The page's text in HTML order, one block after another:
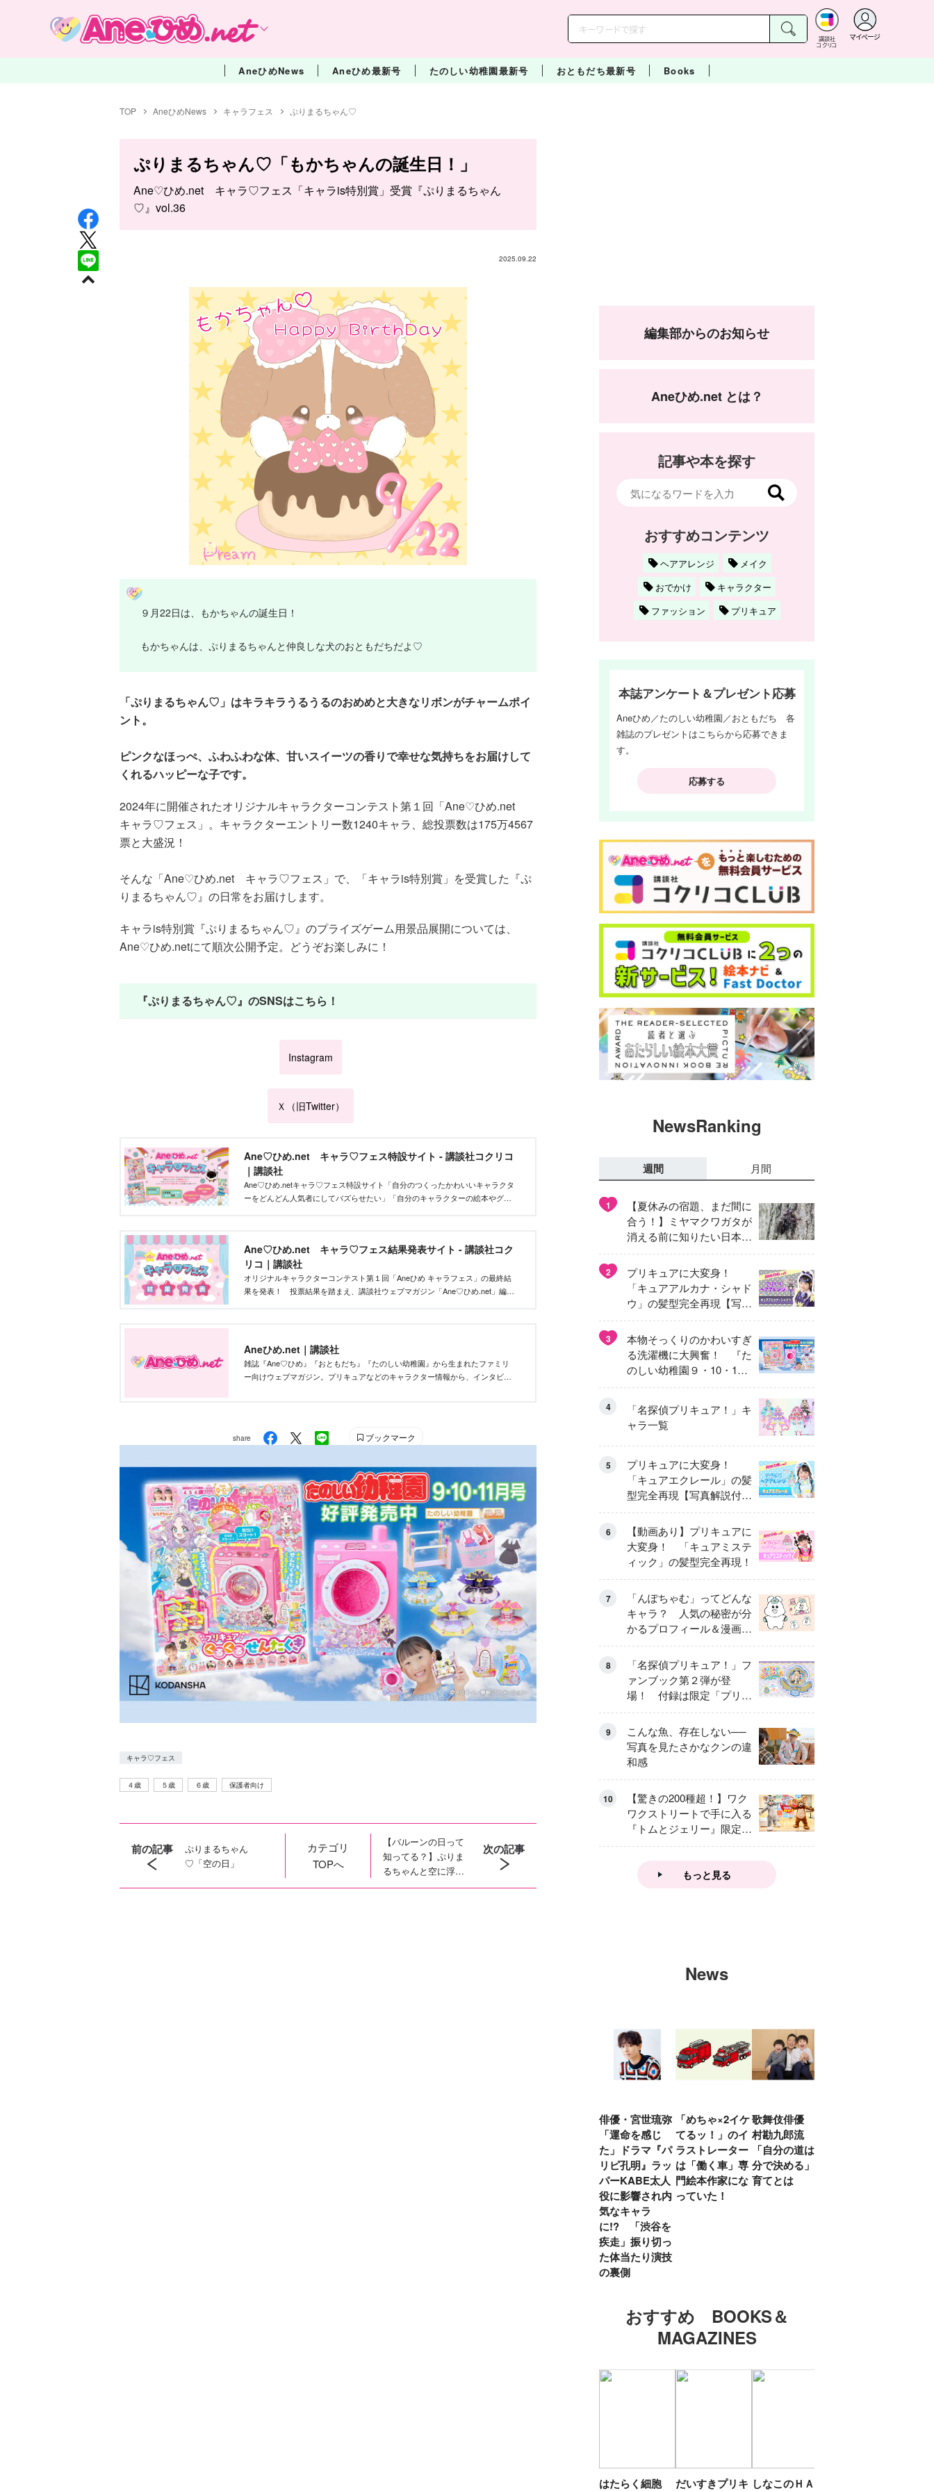
講談社
コクリコ
マイページ
AneひめNews Aneひめ最新号 たのしい幼稚園最新号 おともだち最新号 Books
TOP AneひめNews キャラフェス ぷりまるちゃん♡
ぷりまるちゃん♡「もかちゃんの誕生日！」
Ane♡ひめ.net キャラ♡フェス「キャラis特別賞」受賞『ぷりまるちゃん
♡』vol.36
2025.09.22
９月22日は、もかちゃんの誕生日！
もかちゃんは、ぷりまるちゃんと仲良しな犬のおともだちだよ♡
「ぷりまるちゃん♡」はキラキラうるうるのおめめと大きなリボンがチャームポイ
ント。
ピンクなほっぺ、ふわふわな体、甘いスイーツの香りで幸せな気持ちをお届けして
くれるハッピーな子です。
2024年に開催されたオリジナルキャラクターコンテスト第１回「Ane♡ひめ.net
キャラ♡フェス」。キャラクターエントリー数1240キャラ、総投票数は175万4567
票と大盛況！
そんな「Ane♡ひめ.net キャラ♡フェス」で、「キャラis特別賞」を受賞した『ぷ
りまるちゃん♡』の日常をお届けします。
キャラis特別賞『ぷりまるちゃん♡』のプライズゲーム用景品展開については、
Ane♡ひめ.netにて順次公開予定。どうぞお楽しみに！
『ぷりまるちゃん♡』のSNSはこちら！
Instagram
Ｘ（旧Twitter）
Ane♡ひめ.net キャラ♡フェス特設サイト - 講談社コクリコ
｜講談社
Ane♡ひめ.netキャラ♡フェス特設サイト「自分のつくったかわいいキャラクタ
ーをどんどん人気者にしてバズらせたい」「自分のキャラクターの絵本やグッ
Ane♡ひめ.net キャラ♡フェス結果発表サイト - 講談社コク
リコ｜講談社
オリジナルキャラクターコンテスト第１回「Aneひめ キャラフェス」の最終結
果を発表！ 投票結果を踏まえ、講談社ウェブマガジン「Ane♡ひめ.net」編集
Aneひめ.net｜講談社
雑誌『Ane♡ひめ』『おともだち』『たのしい幼稚園』から生まれたファミリ
ー向けウェブマガジン。プリキュアなどのキャラクター情報から、インタビュ
share ブックマーク
キャラ♡フェス
４歳 ５歳 ６歳 保護者向け
前の記事
ぷりまるちゃん
♡「空の日」
カテゴリ
TOPへ
【バルーンの日って
知ってる？】ぷりま
るちゃんと空に浮か
ぶキラキラ風船！８
次の記事
編集部からのお知らせ
Aneひめ.net とは？
記事や本を探す
おすすめコンテンツ
ヘアアレンジ
メイク
おでかけ
キャラクター
ファッション
プリキュア
本誌アンケート＆プレゼント応募
Aneひめ／たのしい幼稚園／おともだち 各
雑誌のプレゼントはこちらから応募できま
す。
応募する
NewsRanking
週間 月間
1
【夏休みの宿題、まだ間に
合う！】ミヤマクワガタが
消える前に知りたい日本の
異変
2
プリキュアに大変身！
「キュアアルカナ・シャド
ウ」の髪型完全再現【写真
解説付き】
3
本物そっくりのかわいすぎ
る洗濯機に大興奮！ 『た
のしい幼稚園９・10・11
月号』だけのオリジナル付
せんたくき」
4
「名探偵プリキュア！」キ
ャラ一覧
5
プリキュアに大変身！
「キュアエクレール」の髪
型完全再現【写真解説付
き】
6
【動画あり】プリキュアに
大変身！ 「キュアミステ
ィック」の髪型完全再現！
7
「んぽちゃむ」ってどんな
キャラ？ 人気の秘密が分
かるプロフィール＆漫画ま
とめ
8
「名探偵プリキュア！」フ
ァンブック第２弾が登
場！ 付録は限定「プリキ
ュアマコトジュエル キュ
アアルカナ・シャドウ ア
イスver.」 キュアエクレ
ールを大特集！
9
こんな魚、存在しない──
写真を見たさかなクンの違
和感
10
【驚きの200種超！】ワク
ワクストリートで手に入る
『トムとジェリー』限定グ
ッズ特集
もっと見る
News
俳優・宮世琉弥
「運命を感じ
た」ドラマ『パ
リピ孔明』ラッ
パーKABE太人
役に影響され内
気なキャラ
に!? 「渋谷を
疾走」振り切っ
た体当たり演技
の裏側
「めちゃ×2イケ
てるッ！」のイ
ラストレーター
は「働く車」専
門絵本作家にな
っていた！
歌舞伎俳優 中
村勘九郎流
「自分の道は自
分で決める」子
育てとは
おすすめ BOOKS＆
MAGAZINES
はたらく細胞
だいすきプリキ しなこのＨＡＰ